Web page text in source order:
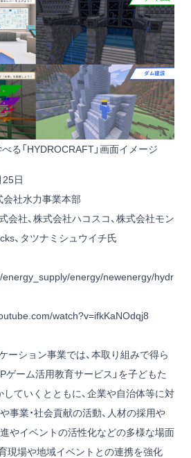
る「HYDROCRAFT」画面イメージ
25日
会社水力事業本部
会社、株式会社ハコスコ、株式会社モン
、タツナミシュウイチ氏
energy_supply/energy/newenergy/hydr
watch?v=ifkKaNOdqj8
ーション事業では、本取り組みで得ら
ゲーム活用教育サービス」を子どもた
ていくとともに、企業や自治体等に対
事業・社会貢献の活動、人材の採用や
やイベントの活性化などの多様な場面
現場や地域イベントとの連携を強化